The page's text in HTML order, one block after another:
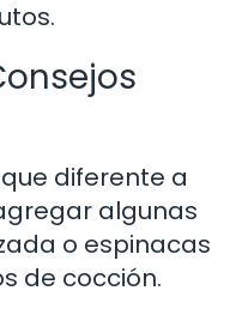
diferente a
algunas
o espinacas
de cocción.